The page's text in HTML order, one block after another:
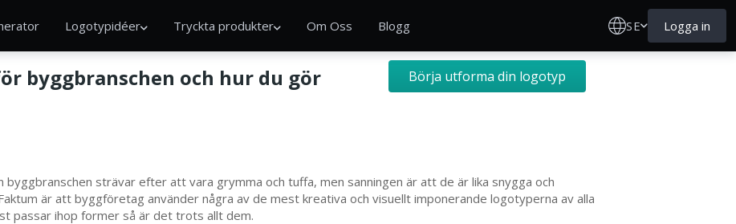
Logotypidéer Tryckta produkter Om Oss Blogg SE Logga in
Börja utforma din logotyp
byggbranschen och hur du gör
strävar efter att vara grymma och tuffa, men sanningen är att de är lika snygga och
är att byggföretag använder några av de mest kreativa och visuellt imponerande logotyperna av alla
passar ihop former så är det trots allt dem.